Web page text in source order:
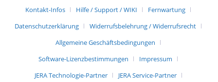
Kontakt-Infos
Hilfe / Support / WIKI
Fernwartung
Datenschutzerklärung
Widerrufsbelehrung / Widerrufsrecht
Allgemeine Geschäftsbedingungen
Software-Lizenzbestimmungen
Impressum
JERA Technologie-Partner
JERA Service-Partner